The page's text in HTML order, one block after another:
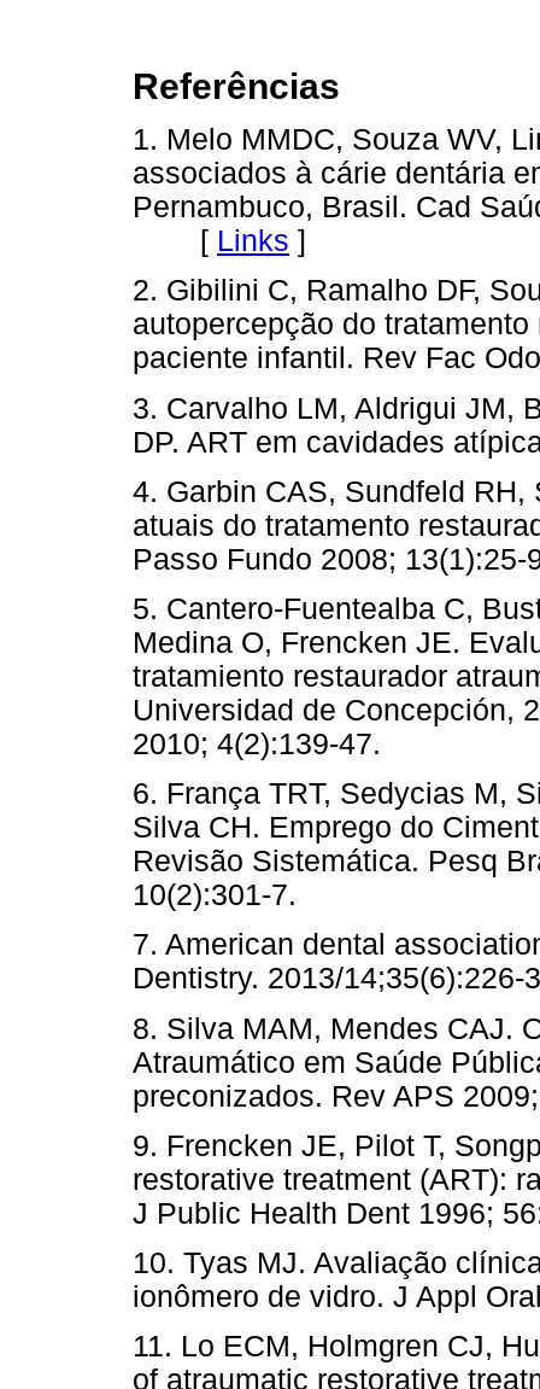
Referências
1. Melo MMDC, Souza WV,
associados à cárie dentária
Pernambuco, Brasil. Cad
[ Links ]
2. Gibilini C, Ramalho DF,
autopercepção do
paciente infantil. Rev Fac
3. Carvalho LM, Aldrigui JM,
DP. ART em cavidades
4. Garbin CAS, Sundfeld RH,
atuais do tratamento
Passo Fundo 2008; 13(1):25-
5. Cantero-Fuentealba C,
Medina O, Frencken JE.
tratamiento restaurador
Universidad de Concepción,
2010; 4(2):139-47.
6. França TRT, Sedycias M,
Silva CH. Emprego do
Revisão Sistemática. Pesq
10(2):301-7.
7. American dental
Dentistry. 2013/14;35(6):226-
8. Silva MAM, Mendes CAJ.
Atraumático em Saúde
preconizados. Rev APS
9. Frencken JE, Pilot T,
restorative treatment (ART):
J Public Health Dent 1996;
10. Tyas MJ. Avaliação
ionômero de vidro. J Appl
11. Lo ECM, Holmgren CJ,
of atraumatic restorative